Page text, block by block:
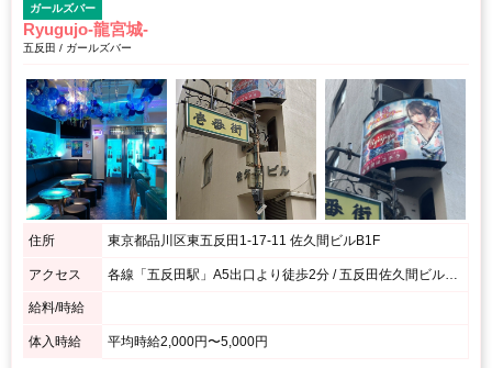
ガールズバー
Ryugujo-龍宮城-
五反田 / ガールズバー
住所 東京都品川区東五反田1-17-11 佐久間ビルB1F
アクセス 各線「五反田駅」A5出口より徒歩2分 / 五反田佐久間ビル地下1階になります
給料/時給
体入時給 平均時給2,000円〜5,000円